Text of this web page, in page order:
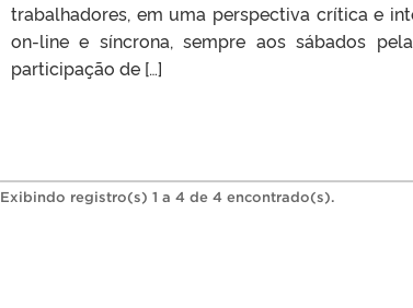
trabalhadores, em uma perspectiva crítica e
on-line e síncrona, sempre aos sábados
participação de […]
Exibindo registro(s) 1 a 4 de 4 encontrado(s).